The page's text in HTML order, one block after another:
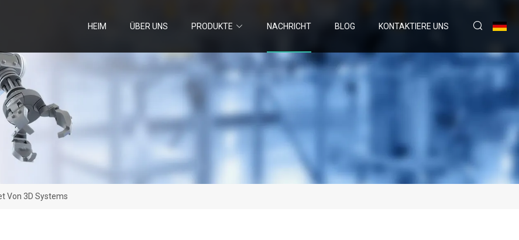
HEIM ÜBER UNS PRODUKTE NACHRICHT BLOG KONTAKTIERE UNS
Von 3D Systems